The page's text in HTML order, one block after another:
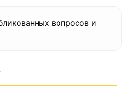
вопросов и